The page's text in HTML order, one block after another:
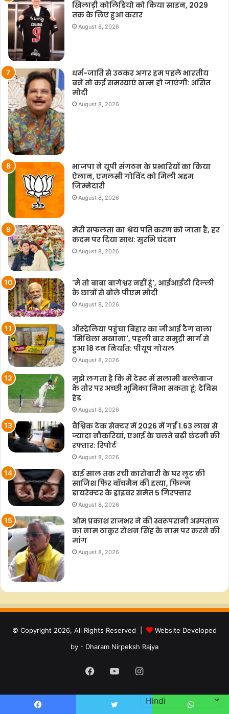
खिलाड़ी कोलिडियो को किया साइन, 2029
तक के लिए हुआ करार
August 8, 2026
धर्म-जाति से उठकर अगर हम पहले भारतीय
बनें तो कई समस्याएं खत्म हो जाएंगी: असित
मोदी
August 8, 2026
भाजपा ने यूपी संगठन के प्रभारियों का किया
ऐलान, एमलसी गोविंद को मिली अहम
जिम्मेदारी
August 8, 2026
मेरी सफलता का श्रेय पति करण को जाता है, हर
कदम पर दिया साथ: सुरभि चंदना
August 8, 2026
'मैं तो बाबा बागेश्वर नहीं हूं', आईआईटी दिल्ली
के छात्रों से बोले पीएम मोदी
August 8, 2026
ऑस्ट्रेलिया पहुंचा बिहार का जीआई टैग वाला
'मिथिला मखाना', पहली बार समुद्री मार्ग से
हुआ 18 टन निर्यात: पीयूष गोयल
August 8, 2026
मुझे लगता है कि मैं टेस्ट में सलामी बल्लेबाज
के तौर पर अच्छी भूमिका निभा सकता हूं: ट्रेविस
हेड
August 8, 2026
वैश्विक टेक सेक्टर में 2026 में गईं 1.63 लाख से
ज्यादा नौकरियां, एआई के चलते बढ़ी छंटनी की
रफ्तार: रिपोर्ट
August 8, 2026
ढाई साल तक रची कारोबारी के घर लूट की
साजिश फिर वॉचमैन की हत्या, फिल्म
डायरेक्टर के ड्राइवर समेत 5 गिरफ्तार
August 8, 2026
ओम प्रकाश राजभर ने की स्वरूपरानी अस्पताल
का नाम ठाकुर रोशन सिंह के नाम पर करने की
मांग
August 8, 2026
© Copyright 2026, All Rights Reserved |
Website Developed
by - Dharam Nirpeksh Rajya
Facebook
YouTubeInstagram